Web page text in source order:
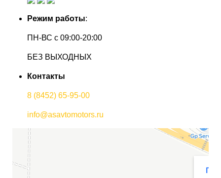
Режим работы:
ПН-ВС с 09:00-20:00
БЕЗ ВЫХОДНЫХ
Контакты
8 (8452) 65-95-00
info@asavtomotors.ru